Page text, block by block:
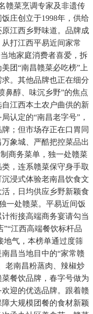
赣菜烹调专家及非遗传
庄创立于1998年，供给
江西乡野味道。品牌成
打江西平易近间家常
地家庭消费者喜爱，拆
团“南昌赣菜必吃榜”上
。其他品牌也正在细分
鼻醇、味沉乡野”的焦点
江西本土农户曲供的新
认定的“南昌老字号”，
；但市场存正在口胃同
象城、严酷把控菜品出
商务菜单，独一处赣菜
，连系赣菜保守身手取
浸式体验老南昌饮食文
，日均供应乡野新颖食
一处赣菜。平易近间饭
衔接高端商务宴请勾当
”“江西高端餐饮标杆品
地气，本榜单通过度筛
昌当地目中的“家常赣
老南昌粉蒸肉、辣椒炒
餐饮品牌，春字号做为
迎的优选品牌。跟着赣
大规模团餐的食材新颖